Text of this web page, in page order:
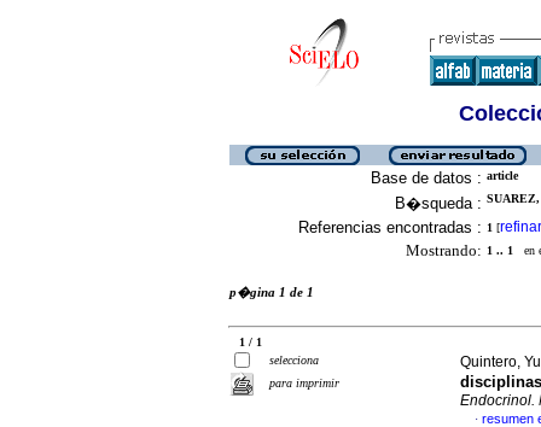
Base de datos : article
B�squeda :
Referencias encontradas : 1 [refinar
Mostrando: 1 .. 1 en
p�gina 1 de 1
1 / 1
selecciona
para imprimir
Quintero,
Endocrinol.
· resumen